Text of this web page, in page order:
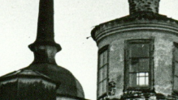
Наследники